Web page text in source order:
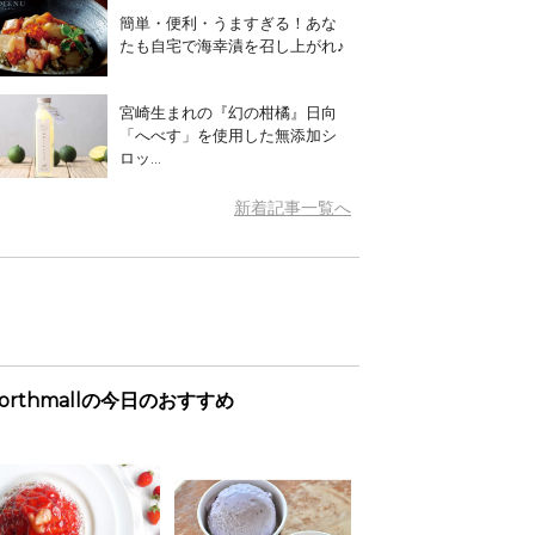
簡単・便利・うますぎる！あな
たも自宅で海幸漬を召し上がれ♪
宮崎生まれの『幻の柑橘』日向
「へべす」を使用した無添加シ
ロッ...
新着記事一覧へ
の今日のおすすめ